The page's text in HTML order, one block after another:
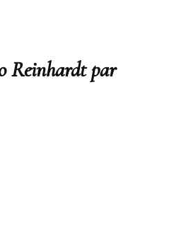
Reinhardt par